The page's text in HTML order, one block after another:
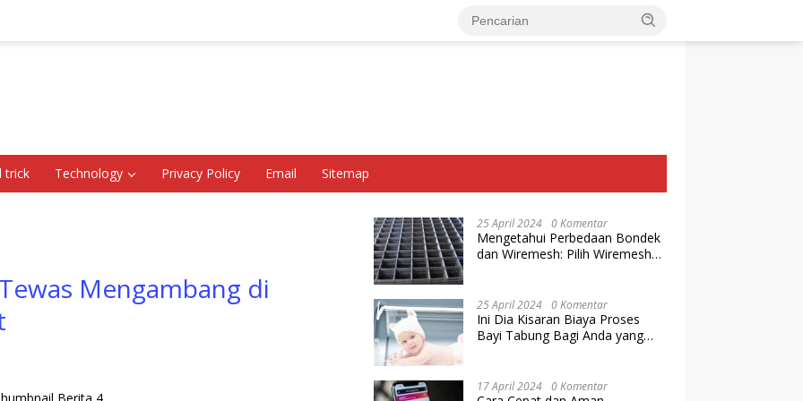
trick Technology Privacy Policy Email Sitemap
Mengambang di
25 April 2024 0 Komentar
Mengetahui Perbedaan Bondek
dan Wiremesh: Pilih Wiremesh
25 April 2024 0 Komentar
Ini Dia Kisaran Biaya Proses
Bayi Tabung Bagi Anda yang
17 April 2024 0 Komentar